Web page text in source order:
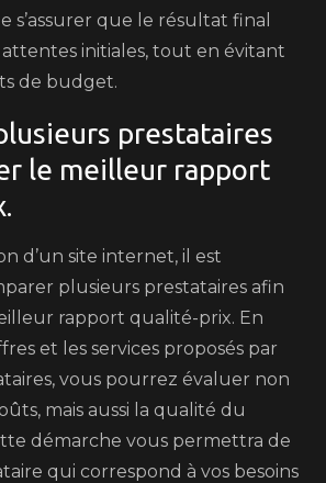
s’assurer que le résultat final
initiales, tout en évitant
de budget.
prestataires
le meilleur rapport
d’un site internet, il est
plusieurs prestataires afin
rapport qualité-prix. En
et les services proposés par
vous pourrez évaluer non
mais aussi la qualité du
démarche vous permettra de
qui correspond à vos besoins